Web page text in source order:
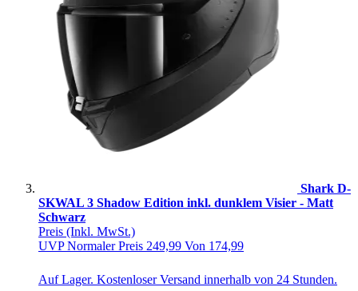
Shark D-
SKWAL 3 Shadow Edition inkl. dunklem Visier - Matt
Schwarz
Preis (Inkl. MwSt.)
UVPNormaler Preis 249,99 Von 174,99
Auf Lager. Kostenloser Versand innerhalb von 24 Stunden.